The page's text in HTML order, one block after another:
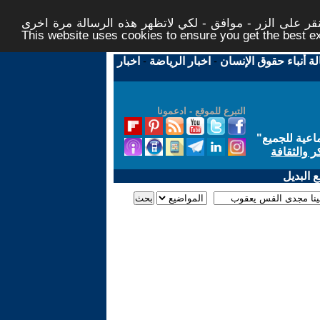
على الزر - موافق - لكي لاتظهر هذه الرسالة مرة اخرى -
This website uses cookies to ensure you get the best
أنباء حقوق الإنسان - اخبار الرياضة - اخبار
التبرع للموقع - ادعمونا
للجميع"
والثقافة
البديل